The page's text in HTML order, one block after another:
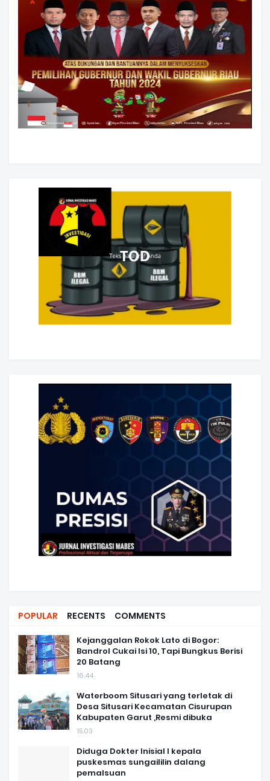
POPULAR RECENTS COMMENTS
Kejanggalan Rokok Lato di Bogor:
Bandrol Cukai Isi 10, Tapi Bungkus Berisi
20 Batang
16.44
Waterboom Situsari yang terletak di
Desa Situsari Kecamatan Cisurupan
Kabupaten Garut ,Resmi dibuka
15.03
Diduga Dokter Inisial I kepala
puskesmas sungaililin dalang
pemalsuan